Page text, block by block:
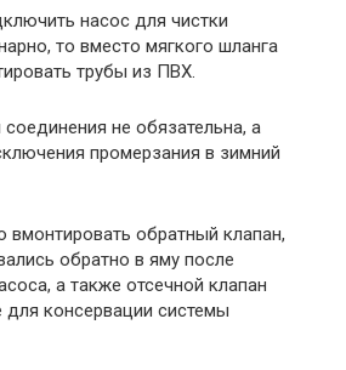
насос для чистки
то вместо мягкого шланга
трубы из ПВХ.
не обязательна, а
промерзания в зимний
вмонтировать обратный клапан,
обратно в яму после
а также отсечной клапан
для консервации системы